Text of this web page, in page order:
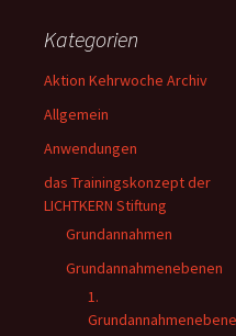
Kategorien
Aktion Kehrwoche Archiv
Allgemein
Anwendungen
das Trainingskonzept der
LICHTKERN Stiftung
Grundannahmen
Grundannahmenebenen
1.
Grundannahmenebene